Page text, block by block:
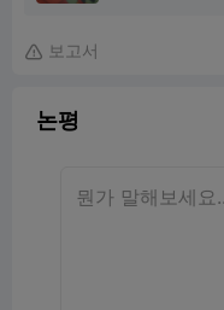
 보고서
논평